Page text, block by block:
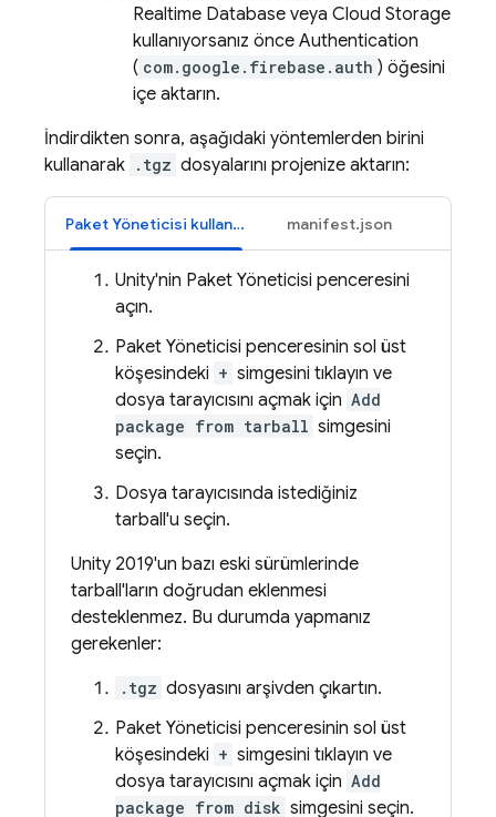
Realtime Database veya Cloud Storage
kullanıyorsanız önce Authentication
( com.google.firebase.auth ) öğesini
içe aktarın.
İndirdikten sonra, aşağıdaki yöntemlerden birini
kullanarak .tgz dosyalarını projenize aktarın:
Paket Yöneticisi kullanıcı arayüzü manifest.json
Unity'nin Paket Yöneticisi penceresini
açın.
Paket Yöneticisi penceresinin sol üst
köşesindeki + simgesini tıklayın ve
dosya tarayıcısını açmak için Add
package from tarball simgesini
seçin.
Dosya tarayıcısında istediğiniz
tarball'u seçin.
Unity 2019'un bazı eski sürümlerinde
tarball'ların doğrudan eklenmesi
desteklenmez. Bu durumda yapmanız
gerekenler:
.tgz dosyasını arşivden çıkartın.
Paket Yöneticisi penceresinin sol üst
köşesindeki + simgesini tıklayın ve
dosya tarayıcısını açmak için Add
package from disk simgesini seçin.